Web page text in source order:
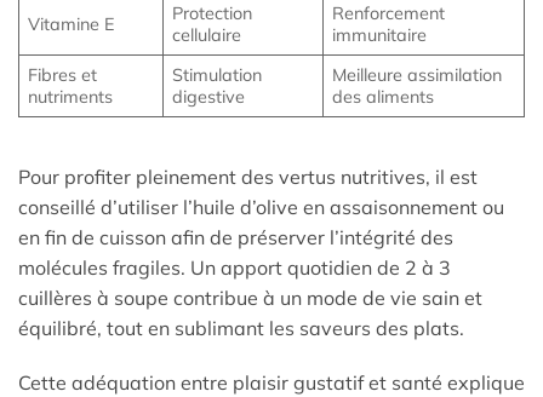
Vitamine E
Protection
cellulaire
Renforcement
immunitaire
Fibres et
nutriments
Stimulation
digestive
Meilleure assimilation
des aliments
Pour profiter pleinement des vertus nutritives, il est
conseillé d’utiliser l’huile d’olive en assaisonnement ou
en fin de cuisson afin de préserver l’intégrité des
molécules fragiles. Un apport quotidien de 2 à 3
cuillères à soupe contribue à un mode de vie sain et
équilibré, tout en sublimant les saveurs des plats.
Cette adéquation entre plaisir gustatif et santé explique